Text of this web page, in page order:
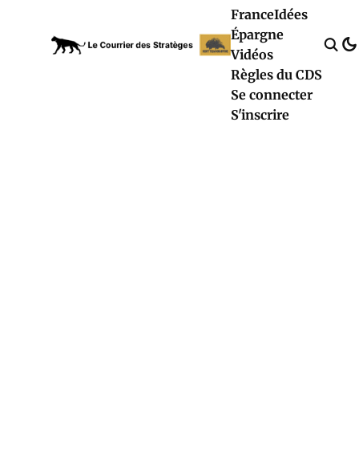
FranceIdées
Épargne
Vidéos
Règles du CDS
Se connecter
S'inscrire